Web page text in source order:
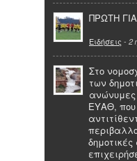
ΠΡΩΤΗ
Ειδήσεις - 2
Στο
των
ανώνυμες
ΕΥΑΘ, που